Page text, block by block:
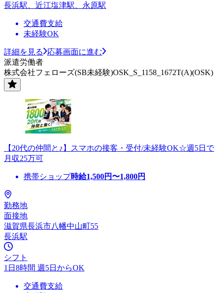
長浜駅、近江塩津駅、永原駅
交通費支給
未経験OK
詳細を見る
応募画面に進む
派遣労働者
株式会社フェローズ(SB未経験)OSK_S_1158_1672T(A)(OSK)
【20代の仲間と♪】スマホの接客・受付/未経験OK☆週5日で
月収25万可
携帯ショップ時給1,500円〜1,800円
勤務地
面接地
滋賀県長浜市八幡中山町55
長浜駅
シフト
1日8時間 週5日からOK
交通費支給